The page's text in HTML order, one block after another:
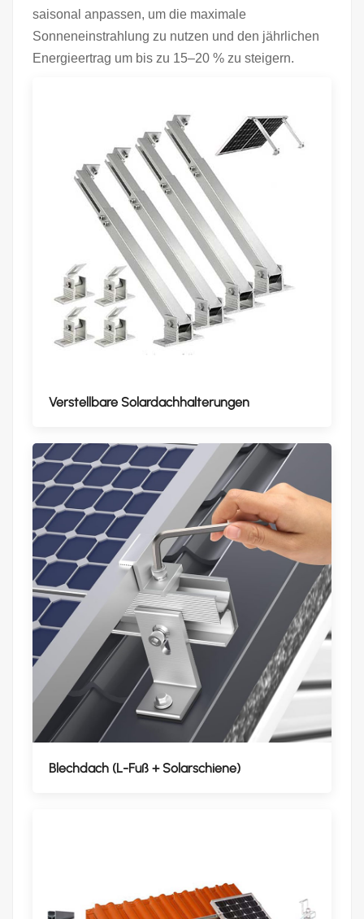
saisonal anpassen, um die maximale
Sonneneinstrahlung zu nutzen und den jährlichen
Energieertrag um bis zu 15–20 % zu steigern.
Verstellbare Solardachhalterungen
Blechdach (L-Fuß + Solarschiene)